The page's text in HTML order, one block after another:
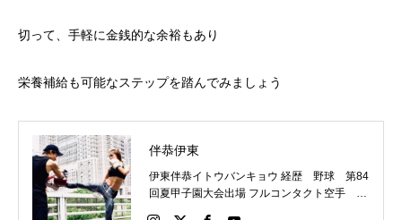
切って、手軽に金銭的な余裕もあり
栄養補給も可能なステップを踏んでみましょう
伴恭伊東
伊東伴恭イトウバンキョウ 経歴 野球 第84
回夏甲子園大会出場 フルコンタクト空手 日